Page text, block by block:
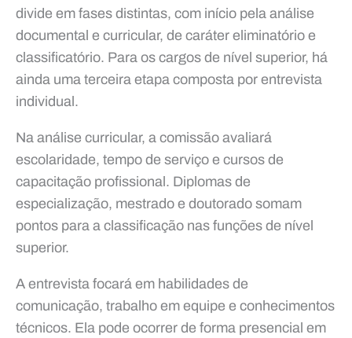
divide em fases distintas, com início pela análise
documental e curricular, de caráter eliminatório e
classificatório. Para os cargos de nível superior, há
ainda uma terceira etapa composta por entrevista
individual.
Na análise curricular, a comissão avaliará
escolaridade, tempo de serviço e cursos de
capacitação profissional. Diplomas de
especialização, mestrado e doutorado somam
pontos para a classificação nas funções de nível
superior.
A entrevista focará em habilidades de
comunicação, trabalho em equipe e conhecimentos
técnicos. Ela pode ocorrer de forma presencial em